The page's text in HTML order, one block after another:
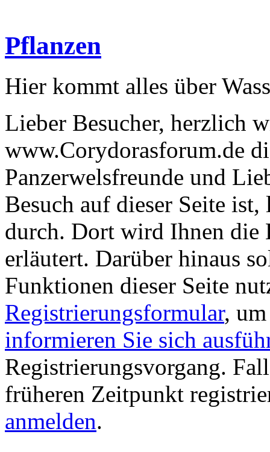
Pflanzen
Hier kommt alles über
Lieber Besucher, herzlich
www.Corydorasforum.de
Panzerwelsfreunde und
Besuch auf dieser Seite
durch. Dort wird Ihnen die
erläutert. Darüber hinaus
Funktionen dieser Seite
Registrierungsformular,
informieren Sie sich
Registrierungsvorgang.
früheren Zeitpunkt
anmelden.